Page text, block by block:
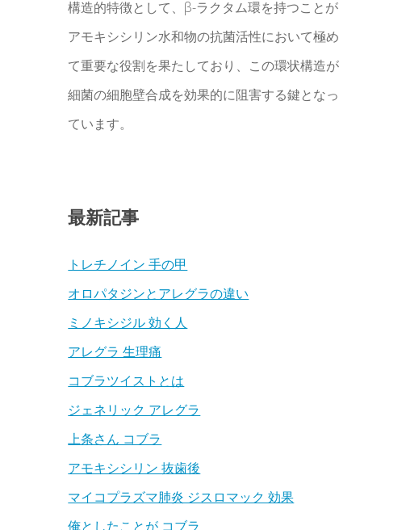
構造的特徴として、β-ラクタム環を持つことが
アモキシシリン水和物の抗菌活性において極め
て重要な役割を果たしており、この環状構造が
細菌の細胞壁合成を効果的に阻害する鍵となっ
ています。
最新記事
トレチノイン 手の甲
オロパタジンとアレグラの違い
ミノキシジル 効く人
アレグラ 生理痛
コブラツイストとは
ジェネリック アレグラ
上条さん コブラ
アモキシシリン 抜歯後
マイコプラズマ肺炎 ジスロマック 効果
俺としたことが コブラ